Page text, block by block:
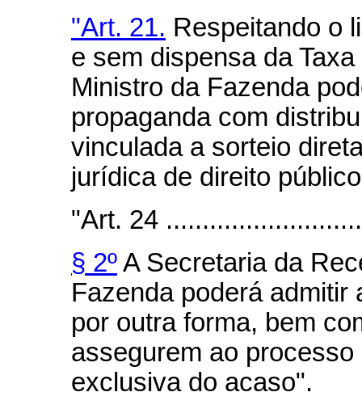
"Art. 21. Respeitando o
e sem dispensa da
Ministro da Fazenda
propaganda com
vinculada a sorteio
jurídica de direito
"Art. 24
§ 2ºA Secretaria da
Fazenda poderá admitir
por outra forma, bem
assegurem ao
exclusiva do acaso".